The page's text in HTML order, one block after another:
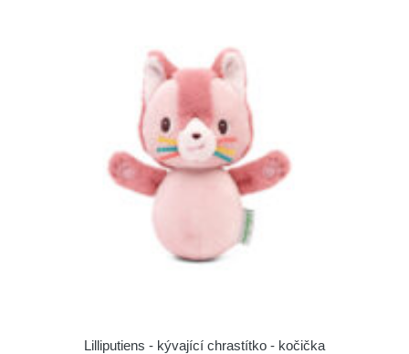
Lilliputiens - kývající chrastítko - kočička